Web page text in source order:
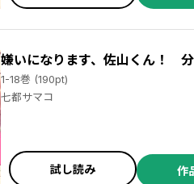
嫌いになります、佐山くん！
1-18巻 (190pt)
七都サマコ
試し読み 作